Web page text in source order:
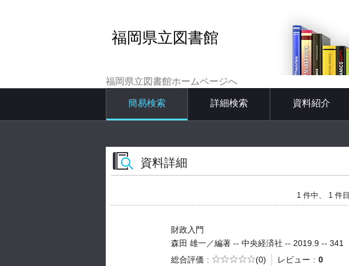
福岡県立図書館
福岡県立図書館ホームページへ
簡易検索 詳細検索 資料紹介
資料詳細
1 件中、 1 件目
財政入門
森田 雄一／編著 -- 中央経済社 -- 2019.9 -- 341
総合評価
5段階評価
(0) レビュー 0